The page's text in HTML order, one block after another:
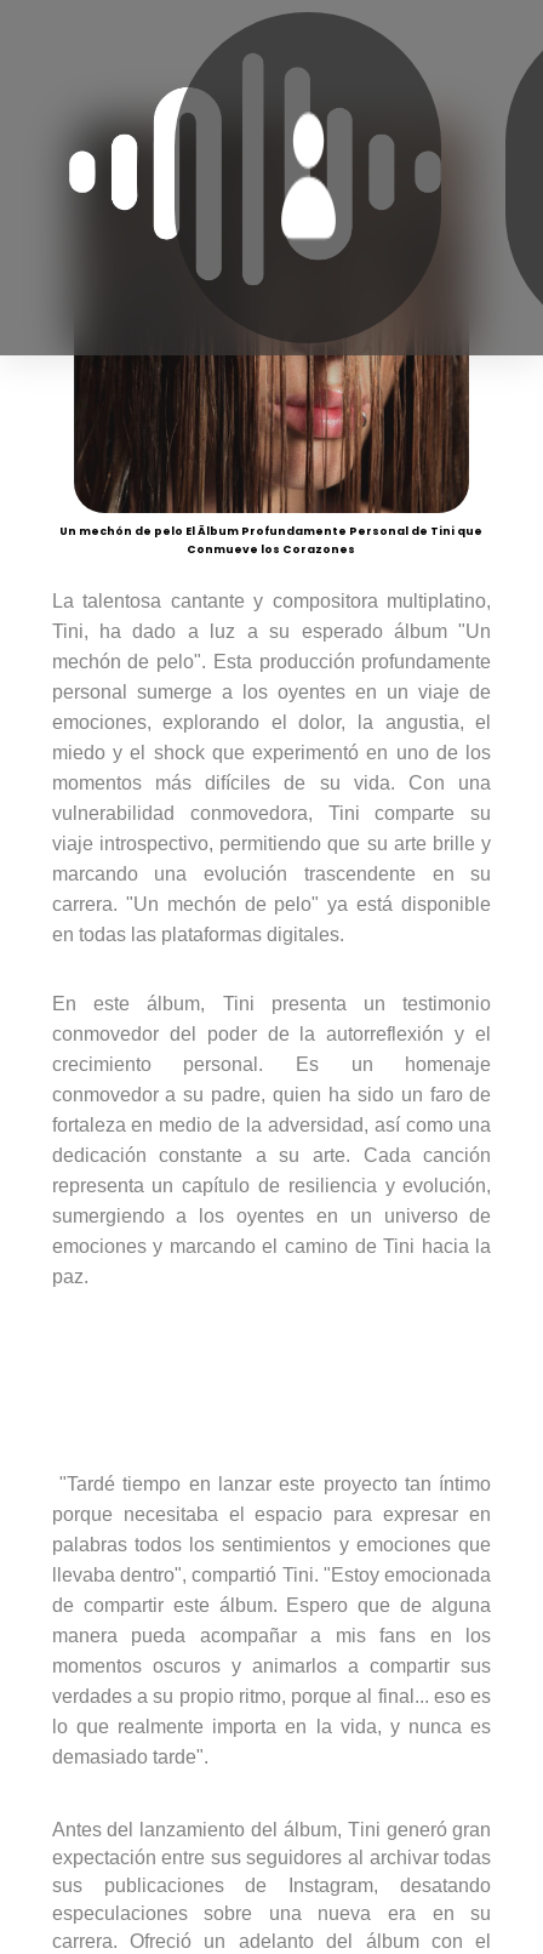
Un mechón de pelo El Ãlbum Profundamente Personal de Tini que
Conmueve los Corazones
La talentosa cantante y compositora multiplatino,
Tini, ha dado a luz a su esperado álbum "Un
mechón de pelo". Esta producción profundamente
personal sumerge a los oyentes en un viaje de
emociones, explorando el dolor, la angustia, el
miedo y el shock que experimentó en uno de los
momentos más difíciles de su vida. Con una
vulnerabilidad conmovedora, Tini comparte su
viaje introspectivo, permitiendo que su arte brille y
marcando una evolución trascendente en su
carrera. "Un mechón de pelo" ya está disponible
en todas las plataformas digitales.
En este álbum, Tini presenta un testimonio
conmovedor del poder de la autorreflexión y el
crecimiento personal. Es un homenaje
conmovedor a su padre, quien ha sido un faro de
fortaleza en medio de la adversidad, así como una
dedicación constante a su arte. Cada canción
representa un capítulo de resiliencia y evolución,
sumergiendo a los oyentes en un universo de
emociones y marcando el camino deTini hacia la
paz.
"Tardé tiempo en lanzar este proyecto tan íntimo
porque necesitaba el espacio para expresar en
palabras todos los sentimientos y emociones que
llevaba dentro", compartió Tini. "Estoy emocionada
de compartir este álbum.
Espero que de alguna
manera pueda acompañar a mis fans en los
momentos oscuros y animarlos a compartir sus
verdades a su propio ritmo, porque al final... eso es
lo que realmente importa en la vida, y nunca es
demasiado tarde".
Antes del lanzamiento del álbum, Tini generó gran
expectación entre sus seguidores al archivar todas
sus publicaciones de Instagram, desatando
especulaciones sobre una nueva era en su
carrera. Ofreció un adelanto del álbum con el